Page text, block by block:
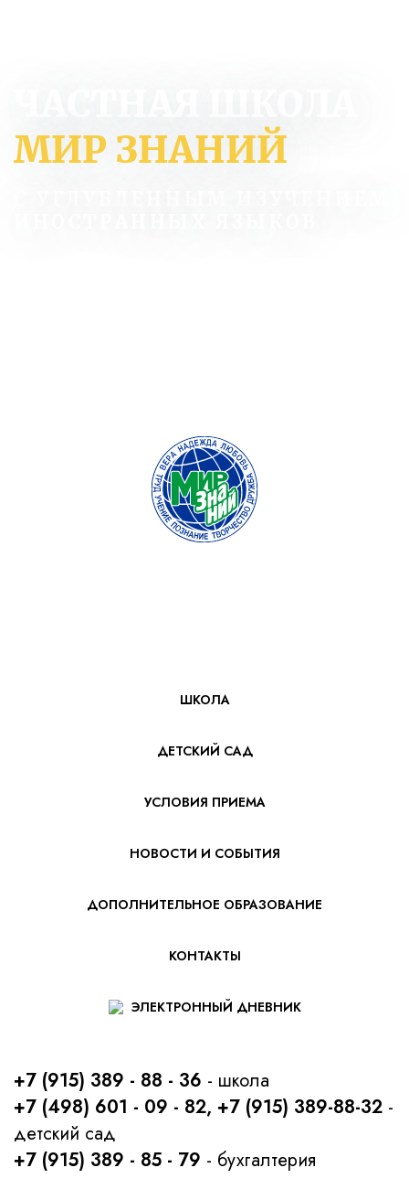
МИР ЗНАНИЙ
ШКОЛА
ДЕТСКИЙ САД
УСЛОВИЯ ПРИЕМА
НОВОСТИ И СОБЫТИЯ
ДОПОЛНИТЕЛЬНОЕ ОБРАЗОВАНИЕ
КОНТАКТЫ
ЭЛЕКТРОННЫЙ ДНЕВНИК
+7 (915) 389 - 88 - 36 - школа
+7 (498) 601 - 09 - 82, +7 (915) 389-88-32 -
детский сад
+7 (915) 389 - 85 - 79 - бухгалтерия